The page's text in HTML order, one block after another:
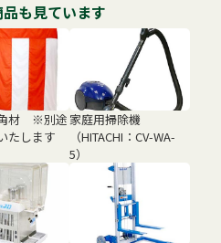
も見ています
材 ※別途
たします
家庭用掃除機
（HITACHI：CV-WA-
5）